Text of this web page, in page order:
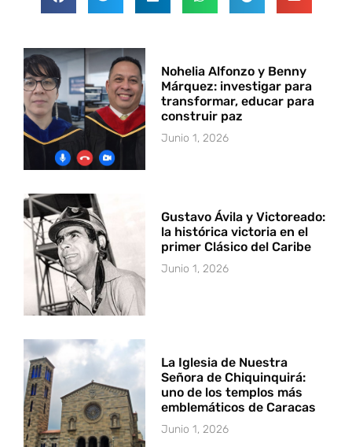
Nohelia Alfonzo y Benny
Márquez: investigar para
transformar, educar para
construir paz
Junio 1, 2026
Gustavo Ávila y Victoreado:
la histórica victoria en el
primer Clásico del Caribe
Junio 1, 2026
La Iglesia de Nuestra
Señora de Chiquinquirá:
uno de los templos más
emblemáticos de Caracas
Junio 1, 2026